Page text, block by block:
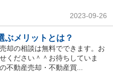
2023-09-26
ぶメリットとは？
却の相談は無料でできます。お
ください＾＾お待ちしていま
不動産売却・不動産買...